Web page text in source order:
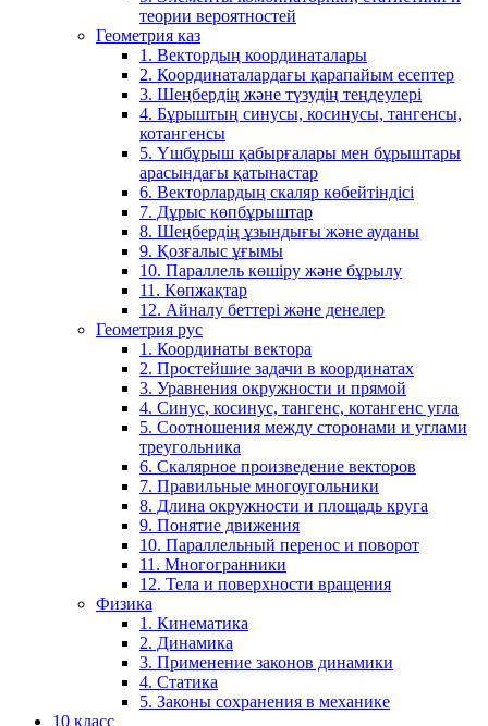
теории вероятностей
Геометрия каз
1. Вектордың координаталары
2. Координаталардағы қарапайым есептер
3. Шеңбердің және түзудің теңдеулері
4. Бұрыштың синусы, косинусы, тангенсы,
котангенсы
5. Үшбұрыш қабырғалары мен бұрыштары
арасындағы қатынастар
6. Векторлардың скаляр көбейтіндісі
7. Дұрыс көпбұрыштар
8. Шеңбердің ұзындығы және ауданы
9. Қозғалыс ұғымы
10. Параллель көшіру және бұрылу
11. Көпжақтар
12. Айналу беттері және денелер
Геометрия рус
1. Координаты вектора
2. Простейшие задачи в координатах
3. Уравнения окружности и прямой
4. Синус, косинус, тангенс, котангенс угла
5. Соотношения между сторонами и углами
треугольника
6. Скалярное произведение векторов
7. Правильные многоугольники
8. Длина окружности и площадь круга
9. Понятие движения
10. Параллельный перенос и поворот
11. Многогранники
12. Тела и поверхности вращения
Физика
1. Кинематика
2. Динамика
3. Применение законов динамики
4. Статика
5. Законы сохранения в механике
10 класс